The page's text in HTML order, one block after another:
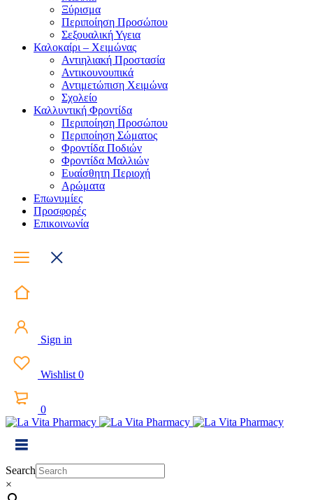
Ξύρισμα
Περιποίηση Προσώπου
Σεξουαλική Υγεια
Καλοκαίρι – Χειμώνας
Αντιηλιακή Προστασία
Αντικουνουπικά
Αντιμετώπιση Χειμώνα
Σχολείο
Καλλυντική Φροντίδα
Περιποίηση Προσώπου
Περιποίηση Σώματος
Φροντίδα Ποδιών
Φροντίδα Μαλλιών
Ευαίσθητη Περιοχή
Αρώματα
Επωνυμίες
Προσφορές
Επικοινωνία
Sign in
Wishlist 0
0
Search
×